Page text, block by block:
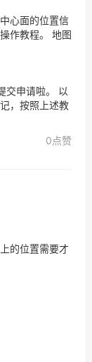
心面的位置信
作教程。 地图
交申请啦。 以
，按照上述教
0点赞
的位置需要才